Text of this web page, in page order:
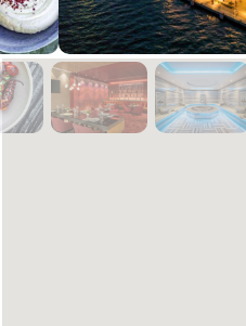
دوست دارند – آنها به آن برای یک